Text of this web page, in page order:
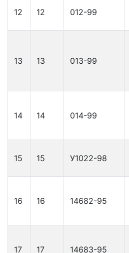
12 12 012-99
13 13 013-99
14 14 014-99
15 15 У1022-98
16 16 14682-95
17 17 14683-95